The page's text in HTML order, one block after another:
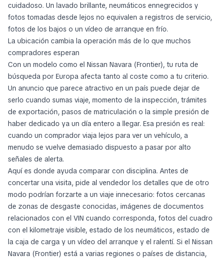
cuidadoso. Un lavado brillante, neumáticos ennegrecidos y
fotos tomadas desde lejos no equivalen a registros de servicio,
fotos de los bajos o un vídeo de arranque en frío.
La ubicación cambia la operación más de lo que muchos
compradores esperan
Con un modelo como el Nissan Navara (Frontier), tu ruta de
búsqueda por Europa afecta tanto al coste como a tu criterio.
Un anuncio que parece atractivo en un país puede dejar de
serlo cuando sumas viaje, momento de la inspección, trámites
de exportación, pasos de matriculación o la simple presión de
haber dedicado ya un día entero a llegar. Esa presión es real:
cuando un comprador viaja lejos para ver un vehículo, a
menudo se vuelve demasiado dispuesto a pasar por alto
señales de alerta.
Aquí es donde ayuda comparar con disciplina. Antes de
concertar una visita, pide al vendedor los detalles que de otro
modo podrían forzarte a un viaje innecesario: fotos cercanas
de zonas de desgaste conocidas, imágenes de documentos
relacionados con el VIN cuando corresponda, fotos del cuadro
con el kilometraje visible, estado de los neumáticos, estado de
la caja de carga y un vídeo del arranque y el ralentí. Si el Nissan
Navara (Frontier) está a varias regiones o países de distancia,